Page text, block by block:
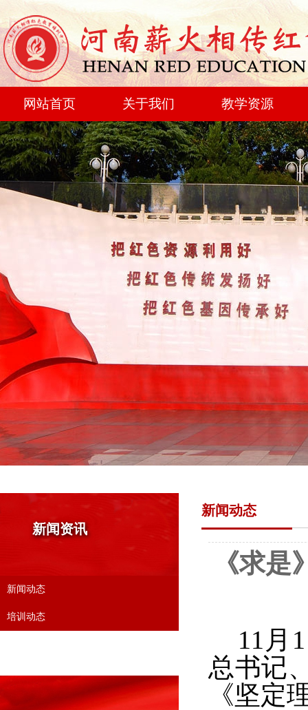
网站首页 关于我们 教学资源
新闻资讯
新闻动态
培训动态
新闻动态
《求
11 月 1
总书记
《坚定